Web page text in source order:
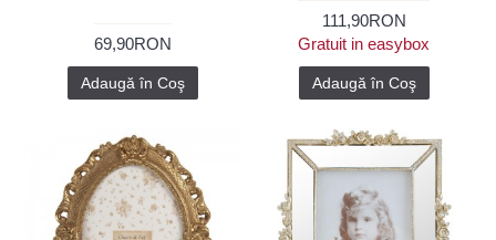
69,90RON
Adaugă în Coş
111,90RON
Gratuit in easybox
Adaugă în Coş